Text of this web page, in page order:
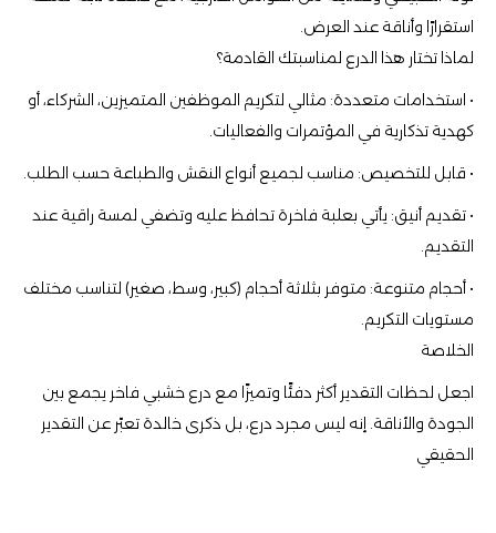
استقرارًا وأناقة عند العرض.
لماذا تختار هذا الدرع لمناسبتك القادمة؟
• استخدامات متعددة: مثالي لتكريم الموظفين المتميزين، الشركاء، أو
كهدية تذكارية في المؤتمرات والفعاليات.
• قابل للتخصيص: مناسب لجميع أنواع النقش والطباعة حسب الطلب.
• تقديم أنيق: يأتي بعلبة فاخرة تحافظ عليه وتضفي لمسة راقية عند
التقديم.
• أحجام متنوعة: متوفر بثلاثة أحجام (كبير، وسط، صغير) لتناسب مختلف
مستويات التكريم.
الخلاصة
اجعل لحظات التقدير أكثر دفئًا وتميزًا مع درع خشبي فاخر يجمع بين
الجودة والأناقة. إنه ليس مجرد درع، بل ذكرى خالدة تعبّر عن التقدير
الحقيقي